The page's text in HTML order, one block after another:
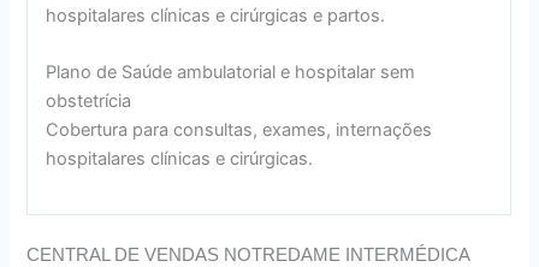
hospitalares clínicas e cirúrgicas e partos.
Plano de Saúde ambulatorial e hospitalar sem
obstetrícia
Cobertura para consultas, exames, internações
hospitalares clínicas e cirúrgicas.
CENTRAL DE VENDAS NOTREDAME INTERMÉDICA